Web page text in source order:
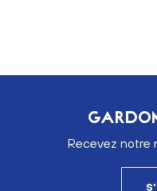
Recevez notre